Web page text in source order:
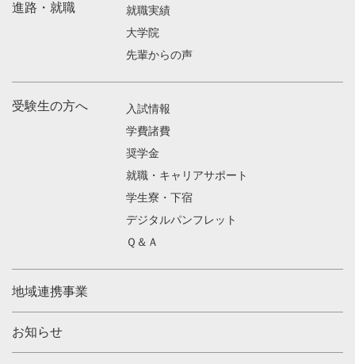
進路・就職
就職実績
大学院
先輩からの声
受験生の方へ
入試情報
学費諸費
奨学金
就職・キャリアサポート
学生寮・下宿
デジタルパンフレット
Ｑ＆Ａ
地域連携事業
お知らせ